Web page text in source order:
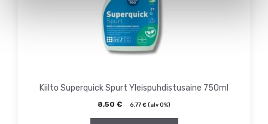
Kiilto Superquick Spurt Yleispuhdistusaine 750ml
8,50 € 6,77 € (alv 0%)